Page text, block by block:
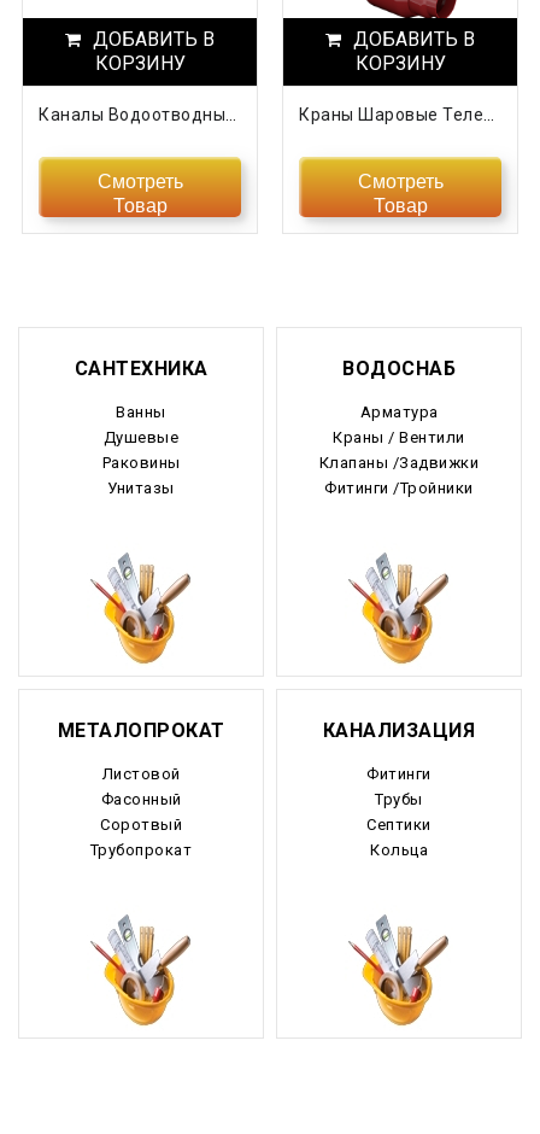
ДОБАВИТЬ В
КОРЗИНУ
Смотреть
Товар
ДОБАВИТЬ В
КОРЗИНУ
Смотреть
Товар
САНТЕХНИКА
Ванны
Душевые
Раковины
Унитазы
ВОДОСНАБ
Арматура
Краны / Вентили
Клапаны /Задвижки
Фитинги /Тройники
МЕТАЛОПРОКАТ
Листовой
Фасонный
Соротвый
Трубопрокат
КАНАЛИЗАЦИЯ
Фитинги
Трубы
Септики
Кольца